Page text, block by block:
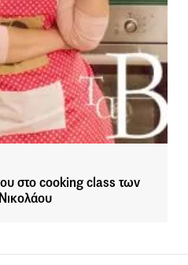
στο cooking class των